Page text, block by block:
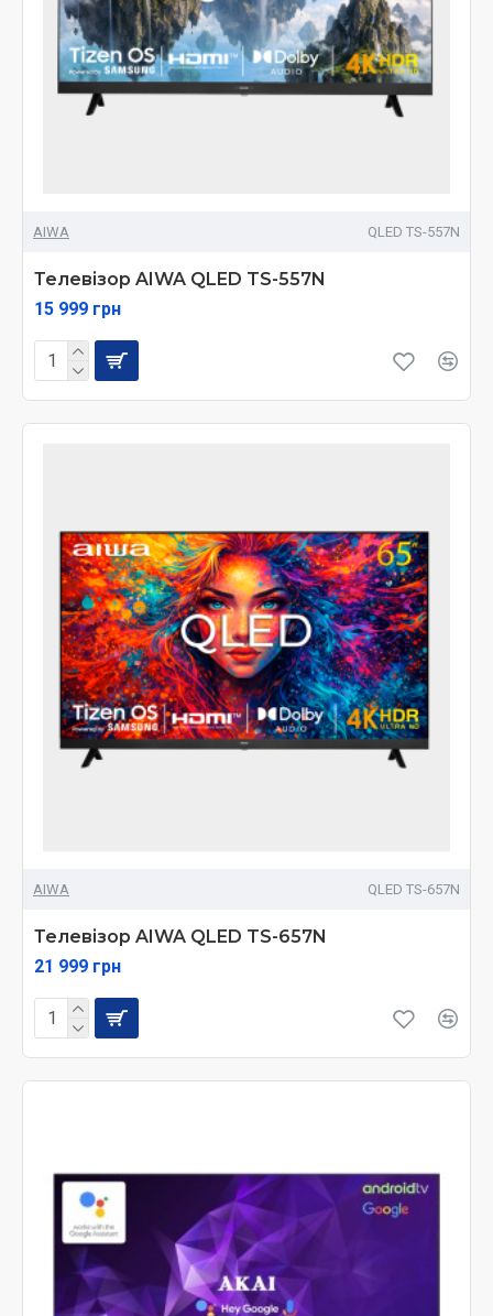
AIWA QLED TS-557N
Телевізор AIWA QLED TS-557N
15 999 грн
AIWA QLED TS-657N
Телевізор AIWA QLED TS-657N
21 999 грн